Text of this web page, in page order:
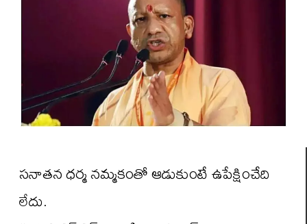
సనాతన ధర్మ నమ్మకంతో ఆడుకుంటే ఉపేక్షించేది
లేదు.